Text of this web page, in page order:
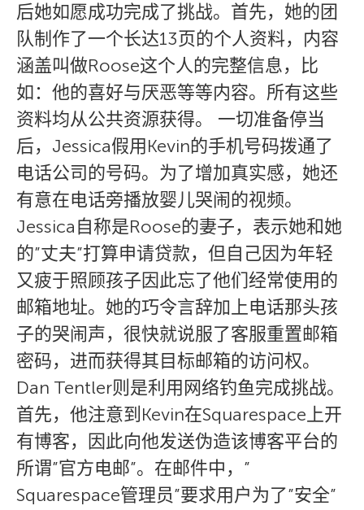
后她如愿成功完成了挑战。首先，她的团
队制作了一个长达13页的个人资料，内容
涵盖叫做Roose这个人的完整信息，比
如：他的喜好与厌恶等等内容。所有这些
资料均从公共资源获得。 一切准备停当
后，Jessica假用Kevin的手机号码拨通了
电话公司的号码。为了增加真实感，她还
有意在电话旁播放婴儿哭闹的视频。
Jessica自称是Roose的妻子，表示她和她
的”丈夫”打算申请贷款，但自己因为年轻
又疲于照顾孩子因此忘了他们经常使用的
邮箱地址。她的巧令言辞加上电话那头孩
子的哭闹声，很快就说服了客服重置邮箱
密码，进而获得其目标邮箱的访问权。
Dan Tentler则是利用网络钓鱼完成挑战。
首先，他注意到Kevin在Squarespace上开
有博客，因此向他发送伪造该博客平台的
所谓”官方电邮”。在邮件中，”
Squarespace管理员”要求用户为了”安全”